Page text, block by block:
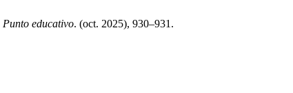
Punto educativo. (oct. 2025), 930–931.